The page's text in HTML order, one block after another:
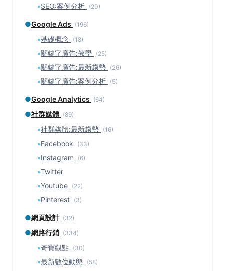
▪SEO:案例分析 (20)
●Google Ads (196)
▪基礎概念 (18)
▪關鍵字廣告:教學 (25)
▪關鍵字廣告:最新趨勢 (26)
▪關鍵字廣告:案例分析 (5)
●Google Analytics (64)
●社群媒體 (89)
▪社群媒體:最新趨勢 (16)
▪Facebook (33)
▪Instagram (6)
▪Twitter
▪Youtube (22)
▪Pinterest (3)
●網頁設計 (32)
●網路行銷 (334)
▪奇寶觀點 (30)
▪最新數位動態 (58)